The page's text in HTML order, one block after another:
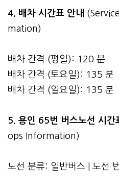
4. 배차 시간표 안내
mation)
배차 간격 (평일): 120 분
배차 간격 (토요일): 135 분
배차 간격 (일요일): 135 분
5. 용인 65번 버스노선 시간
ops Information)
노선 분류: 일반버스 | 노선